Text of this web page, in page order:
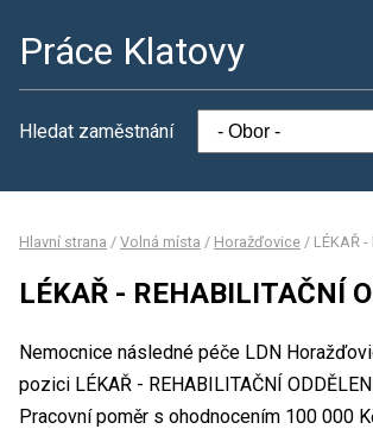
Práce Klatovy
Hledat zaměstnání
Hlavní strana / Volná místa / Horažďovice / LÉKAŘ
LÉKAŘ - REHABILITAČNÍ
Nemocnice následné péče LDN
pozici LÉKAŘ - REHABILITAČNÍ
Pracovní poměr s ohodnocením 100 000